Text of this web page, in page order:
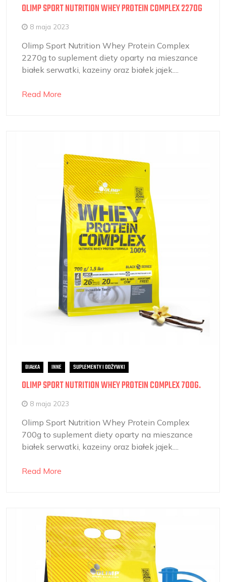
OLIMP SPORT NUTRITION WHEY PROTEIN COMPLEX 2270G
8 maja 2023
Olimp Sport Nutrition Whey Protein Complex
2270g to suplement diety oparty na mieszance
białek serwatki, kazeiny oraz białek jajek....
Read More
BIAŁKA INNE SUPLEMENTY I ODŻYWKI
OLIMP SPORT NUTRITION WHEY PROTEIN COMPLEX 700G.
8 maja 2023
Olimp Sport Nutrition Whey Protein Complex
700g to suplement diety oparty na mieszance
białek serwatki, kazeiny oraz białek jajek....
Read More